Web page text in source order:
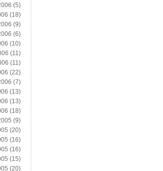
(5)
(18)
(9)
(6)
(10)
(11)
(11)
(22)
(7)
(13)
(13)
(18)
(9)
(20)
(16)
(16)
(15)
(20)